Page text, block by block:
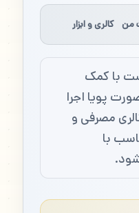
من کالری و ابزار
با کمک
پویا اجرا
مصرفی و
با